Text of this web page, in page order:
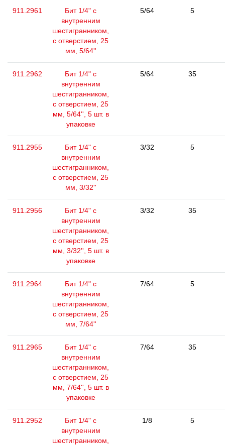
911.2961
Бит 1/4" с
внутренним
шестигранником,
с отверстием, 25
мм, 5/64''
5/64 5
911.2962
Бит 1/4" с
внутренним
шестигранником,
с отверстием, 25
мм, 5/64'', 5 шт. в
упаковке
5/64 35
911.2955
Бит 1/4" с
внутренним
шестигранником,
с отверстием, 25
мм, 3/32''
3/32 5
911.2956
Бит 1/4" с
внутренним
шестигранником,
с отверстием, 25
мм, 3/32'', 5 шт. в
упаковке
3/32 35
911.2964
Бит 1/4" с
внутренним
шестигранником,
с отверстием, 25
мм, 7/64''
7/64 5
911.2965
Бит 1/4" с
внутренним
шестигранником,
с отверстием, 25
мм, 7/64'', 5 шт. в
упаковке
7/64 35
911.2952
Бит 1/4" с
внутренним
шестигранником,
1/8 5